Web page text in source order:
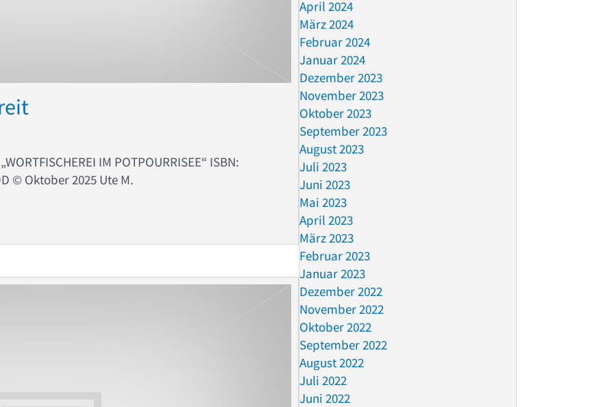
IM POTPOURRISEE“ ISBN:
©️ Oktober 2025 Ute M.
April 2024
März 2024
Februar 2024
Januar 2024
Dezember 2023
November 2023
Oktober 2023
September 2023
August 2023
Juli 2023
Juni 2023
Mai 2023
April 2023
März 2023
Februar 2023
Januar 2023
Dezember 2022
November 2022
Oktober 2022
September 2022
August 2022
Juli 2022
Juni 2022